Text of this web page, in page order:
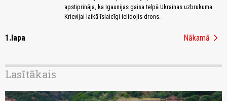
apstiprināja, ka Igaunijas gaisa telpā Ukrainas uzbrukuma
Krievijai laikā īslaicīgi ielidojis drons.
1.lapa Nākamā chevron_right
Lasītākais